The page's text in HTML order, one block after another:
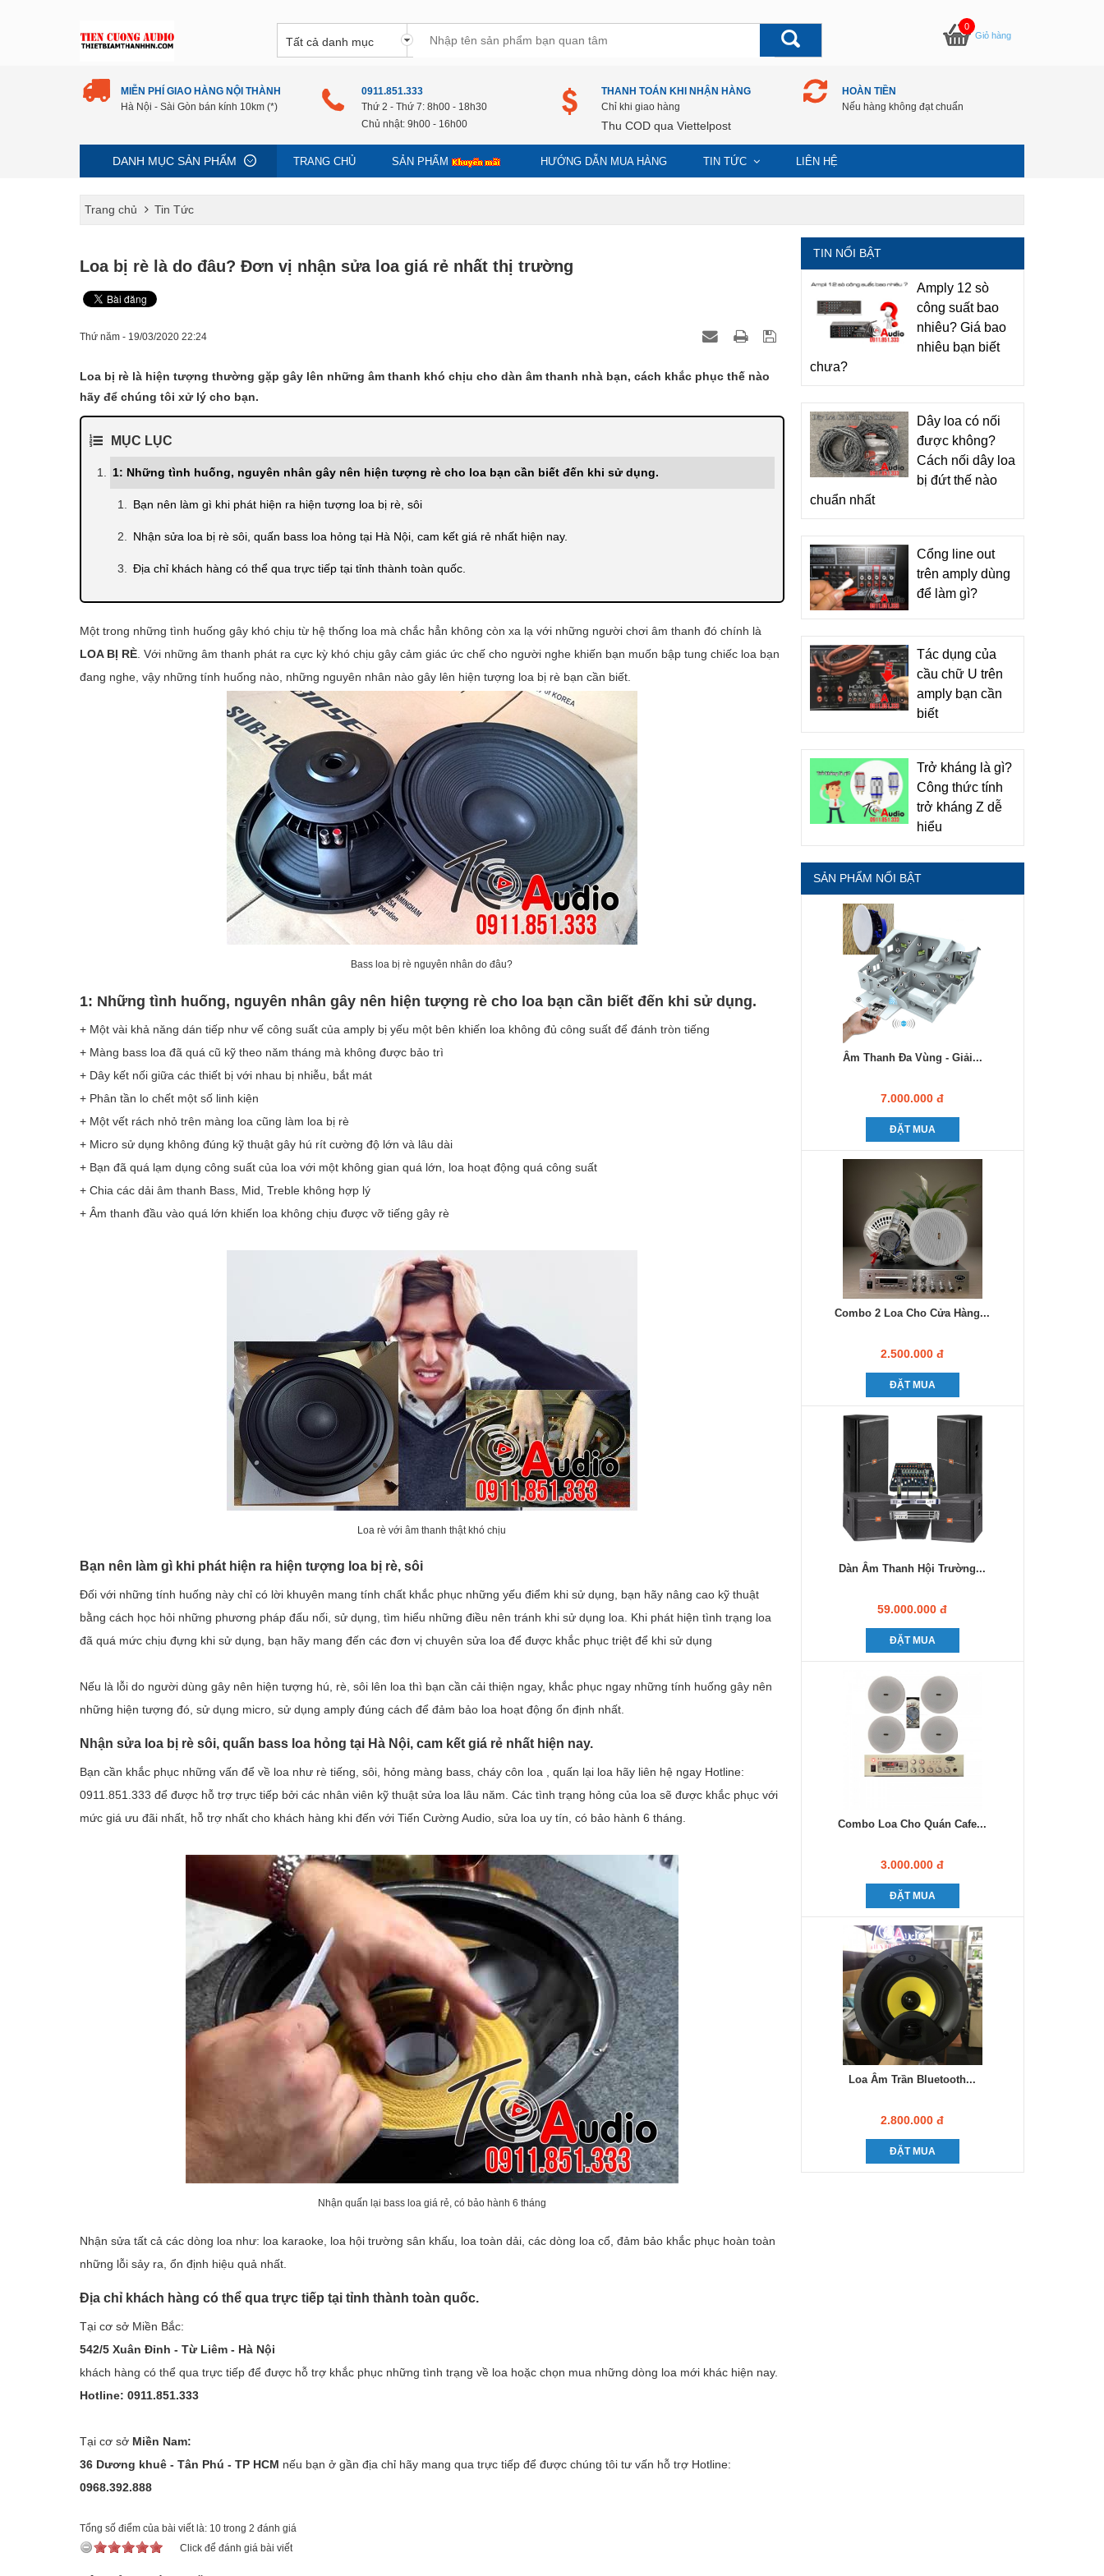
0
Giỏ hàng
MIỄN PHÍ GIAO HÀNG NỘI THÀNH
Hà Nội - Sài Gòn bán kính 10km (*)
0911.851.333
Thứ 2 - Thứ 7: 8h00 - 18h30
Chủ nhật: 9h00 - 16h00
THANH TOÁN KHI NHẬN HÀNG
Chỉ khi giao hàng
Thu COD qua Viettelpost
HOÀN TIỀN
Nếu hàng không đạt chuẩn
DANH MỤC SẢN PHẨM TRANG CHỦ SẢN PHẨM HƯỚNG DẪN MUA HÀNG TIN TỨC LIÊN HỆ
Trang chủ Tin Tức
Loa bị rè là do đâu? Đơn vị nhận sửa loa giá rẻ nhất thị trường
Thứ năm - 19/03/2020 22:24
Loa bị rè là hiện tượng thường gặp gây lên những âm thanh khó chịu cho dàn âm thanh nhà bạn, cách khắc phục thế nào
hãy để chúng tôi xử lý cho bạn.
MỤC LỤC
1: Những tình huống, nguyên nhân gây nên hiện tượng rè cho loa bạn cần biết đến khi sử dụng.
Bạn nên làm gì khi phát hiện ra hiện tượng loa bị rè, sôi
Nhận sửa loa bị rè sôi, quấn bass loa hỏng tại Hà Nội, cam kết giá rẻ nhất hiện nay.
Địa chỉ khách hàng có thể qua trực tiếp tại tỉnh thành toàn quốc.
Một trong những tình huống gây khó chịu từ hệ thống loa mà chắc hẳn không còn xa lạ với những người chơi âm thanh đó chính là
LOA BỊ RÈ . Với những âm thanh phát ra cực kỳ khó chịu gây cảm giác ức chế cho người nghe khiến bạn muốn bập tung chiếc loa bạn
đang nghe, vậy những tính huống nào, những nguyên nhân nào gây lên hiện tượng loa bị rè bạn cần biết.
Bass loa bị rè nguyên nhân do đâu?
1: Những tình huống, nguyên nhân gây nên hiện tượng rè cho loa bạn cần biết đến khi sử dụng.
+ Một vài khả năng dán tiếp như vế công suất của amply bị yếu một bên khiến loa không đủ công suất để đánh tròn tiếng
+ Màng bass loa đã quá cũ kỹ theo năm tháng mà không được bảo trì
+ Dây kết nối giữa các thiết bị với nhau bị nhiễu, bắt mát
+ Phân tần lo chết một số linh kiện
+ Một vết rách nhỏ trên màng loa cũng làm loa bị rè
+ Micro sử dụng không đúng kỹ thuật gây hú rít cường độ lớn và lâu dài
+ Bạn đã quá lạm dụng công suất của loa với một không gian quá lớn, loa hoạt động quá công suất
+ Chia các dải âm thanh Bass, Mid, Treble không hợp lý
+ Âm thanh đầu vào quá lớn khiến loa không chịu được vỡ tiếng gây rè
Loa rè với âm thanh thật khó chịu
Bạn nên làm gì khi phát hiện ra hiện tượng loa bị rè, sôi
Đối với những tính huống này chỉ có lời khuyên mang tính chất khắc phục những yếu điểm khi sử dụng, bạn hãy nâng cao kỹ thuật
bằng cách học hỏi những phương pháp đấu nối, sử dụng, tìm hiểu những điều nên tránh khi sử dụng loa. Khi phát hiện tình trạng loa
đã quá mức chịu đựng khi sử dụng, bạn hãy mang đến các đơn vị chuyên sửa loa để được khắc phục triệt để khi sử dụng
Nếu là lỗi do người dùng gây nên hiện tượng hú, rè, sôi lên loa thì bạn cần cải thiện ngay, khắc phục ngay những tính huống gây nên
những hiện tượng đó, sử dụng micro, sử dụng amply đúng cách để đảm bảo loa hoạt động ổn định nhất.
Nhận sửa loa bị rè sôi, quấn bass loa hỏng tại Hà Nội, cam kết giá rẻ nhất hiện nay.
Bạn cần khắc phục những vấn để về loa như rè tiếng, sôi, hỏng màng bass, cháy côn loa , quấn lại loa hãy liên hệ ngay Hotline:
0911.851.333 để được hỗ trợ trực tiếp bởi các nhân viên kỹ thuật sửa loa lâu năm. Các tình trạng hỏng của loa sẽ được khắc phục với
mức giá ưu đãi nhất, hỗ trợ nhất cho khách hàng khi đến với Tiến Cường Audio, sửa loa uy tín, có bảo hành 6 tháng.
Nhận quấn lại bass loa giá rẻ, có bảo hành 6 tháng
Nhận sửa tất cả các dòng loa như: loa karaoke, loa hội trường sân khấu, loa toàn dải, các dòng loa cổ, đảm bảo khắc phục hoàn toàn
những lỗi sảy ra, ổn định hiệu quả nhất.
Địa chỉ khách hàng có thể qua trực tiếp tại tỉnh thành toàn quốc.
Tại cơ sở Miền Bắc:
542/5 Xuân Đỉnh - Từ Liêm - Hà Nội
khách hàng có thể qua trực tiếp để được hỗ trợ khắc phục những tình trạng về loa hoặc chọn mua những dòng loa mới khác hiện nay.
Hotline: 0911.851.333
Tại cơ sở Miền Nam:
36 Dương khuê - Tân Phú - TP HCM nếu bạn ở gần địa chỉ hãy mang qua trực tiếp để được chúng tôi tư vấn hỗ trợ Hotline:
0968.392.888
Tổng số điểm của bài viết là: 10 trong 2 đánh giá
Click để đánh giá bài viết
TIN NỔI BẬT
Amply 12 sò
công suất bao
nhiêu? Giá bao
nhiêu bạn biết
chưa?
Dây loa có nối
được không?
Cách nối dây loa
bị đứt thế nào
chuẩn nhất
Cổng line out
trên amply dùng
để làm gì?
Tác dụng của
cầu chữ U trên
amply bạn cần
biết
Trở kháng là gì?
Công thức tính
trở kháng Z dễ
hiểu
SẢN PHẨM NỔI BẬT
Âm Thanh Đa Vùng - Giải...
7.000.000 đ
ĐẶT MUA
Combo 2 Loa Cho Cửa Hàng...
2.500.000 đ
ĐẶT MUA
Dàn Âm Thanh Hội Trường...
59.000.000 đ
ĐẶT MUA
Combo Loa Cho Quán Cafe...
3.000.000 đ
ĐẶT MUA
Loa Âm Trần Bluetooth...
2.800.000 đ
ĐẶT MUA